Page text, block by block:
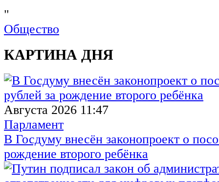
"
Общество
КАРТИНА ДНЯ
Августа 2026 11:47
Парламент
В Госдуму внесён законопроект о
рождение второго ребёнка